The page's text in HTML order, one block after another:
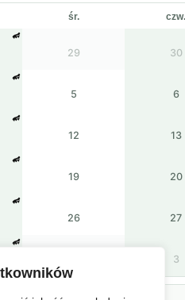
śr. czw.
29 30
5 6
12 13
19 20
26 27
3